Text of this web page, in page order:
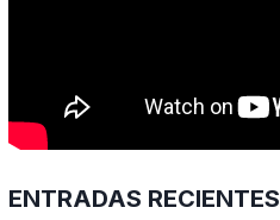
ENTRADAS RECIENTES